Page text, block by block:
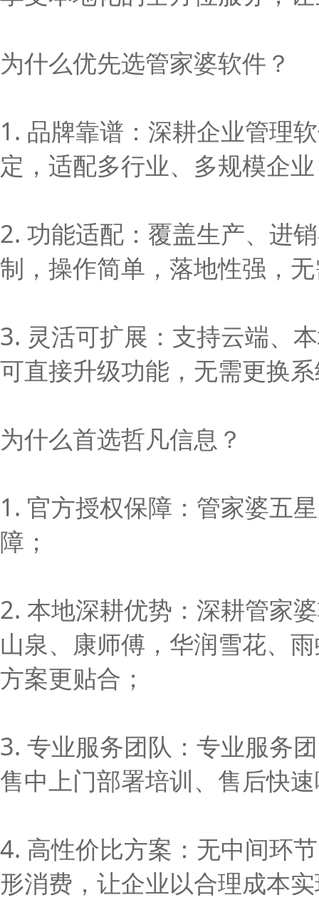
为什么优先选管家婆软件？
1. 品牌靠谱：深耕企业管理
定，适配多行业、多规模企
2. 功能适配：覆盖生产、进
制，操作简单，落地性强，
3. 灵活可扩展：支持云端、
可直接升级功能，无需更换
为什么首选哲凡信息？
1. 官方授权保障：管家婆五
障；
2. 本地深耕优势：深耕管家
山泉、康师傅，华润雪花、
方案更贴合；
3. 专业服务团队：专业服务
售中上门部署培训、售后快
4. 高性价比方案：无中间环
形消费，让企业以合理成本